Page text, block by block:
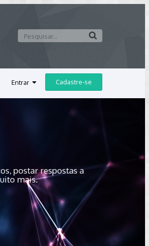
Entrar Cadastre-se
postar respostas a
mais.